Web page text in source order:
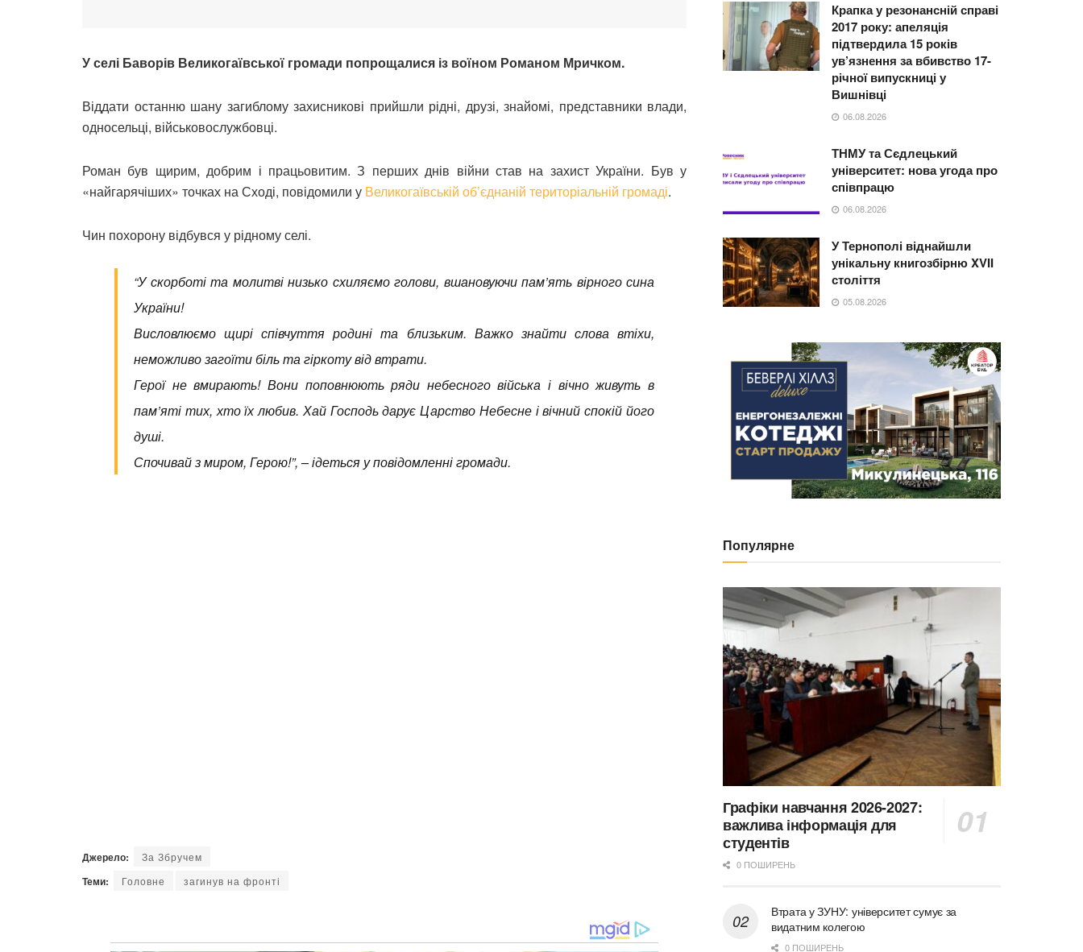
У селі Баворів Великогаївської громади попрощалися із воїном Романом Мричком.
Віддати останню шану загиблому захисникові прийшли рідні, друзі, знайомі, представники влади,
односельці, військовослужбовці.
Роман був щирим, добрим і працьовитим. З перших днів війни став на захист України. Був у
«найгарячіших» точках на Сході, повідомили у Великогаївській об’єднаній територіальній громаді.
Чин похорону відбувся у рідному селі.
“У скорботі та молитві низько схиляємо голови, вшановуючи пам’ять вірного сина
України!
Висловлюємо щирі співчуття родині та близьким. Важко знайти слова втіхи,
неможливо загоїти біль та гіркоту від втрати.
Герої не вмирають! Вони поповнюють ряди небесного війська і вічно живуть в
пам’яті тих, хто їх любив. Хай Господь дарує Царство Небесне і вічний спокій його
душі.
Спочивай з миром, Герою!”, – ідеться у повідомленні громади.
Джерело: За Збручем
Теми: Головне загинув на фронті
Крапка у резонансній справі
2017 року: апеляція
підтвердила 15 років
ув’язнення за вбивство 17-
річної випускниці у
Вишнівці
06.08.2026
ТНМУ та Сєдлецький
університет: нова угода про
співпрацю
06.08.2026
У Тернополі віднайшли
унікальну книгозбірню XVII
століття
05.08.2026
Популярне
Графіки навчання 2026-2027:
важлива інформація для
студентів
0 ПОШИРЕНЬ
Втрата у ЗУНУ: університет сумує за
видатним колегою
0 ПОШИРЕНЬ